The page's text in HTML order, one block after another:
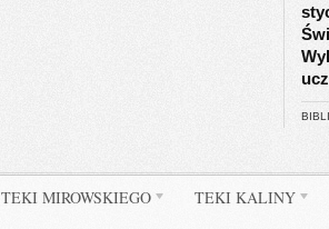
TEKI MIROWSKIEGO TEKI KALINY